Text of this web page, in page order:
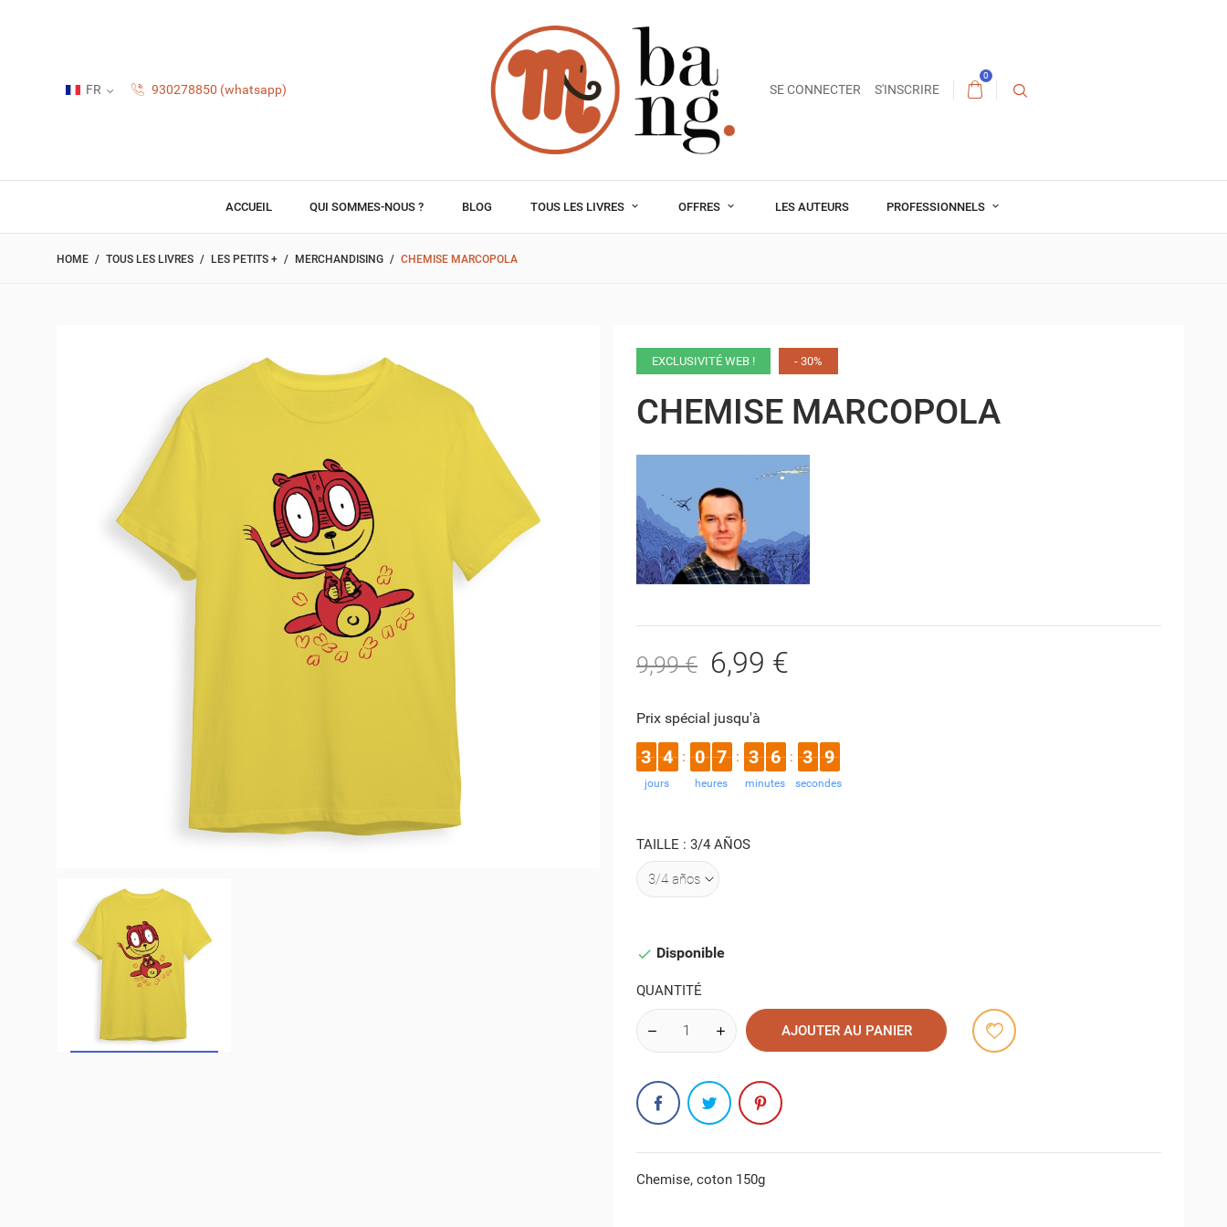
FR 930278850 (whatsapp) SE CONNECTER S'INSCRIRE
0
ACCUEIL QUI SOMMES-NOUS ? BLOG TOUS LES LIVRES OFFRES LES AUTEURS PROFESSIONNELS
HOME TOUS LES LIVRES LES PETITS + MERCHANDISING CHEMISE MARCOPOLA
EXCLUSIVITÉ WEB ! - 30%
CHEMISE MARCOPOLA
9,99 € 6,99 €
Prix spécial jusqu'à
3 4
jours
: 0 7
heures
: 3 6
minutes
: 3 8
secondes
TAILLE : 3/4 AÑOS
 Disponible
QUANTITÉ
AJOUTER AU PANIER
Chemise, coton 150g